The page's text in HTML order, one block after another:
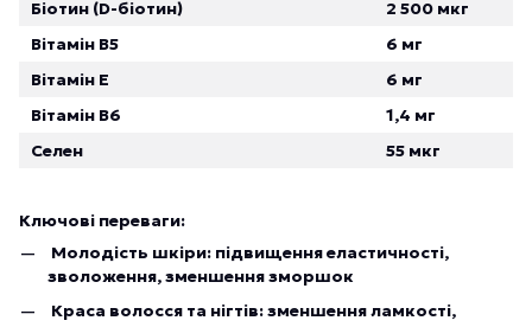
Біотин (D-біотин)
2 500 мкг
Вітамін B5
6 мг
Вітамін E
6 мг
Вітамін B6
1,4 мг
Селен
55 мкг
Ключові переваги:
Молодість шкіри: підвищення еластичності,
зволоження, зменшення зморшок
Краса волосся та нігтів: зменшення ламкості,